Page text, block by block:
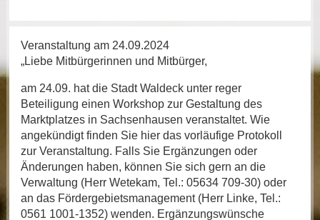
Veranstaltung am 24.09.2024
„Liebe Mitbürgerinnen und Mitbürger,
am 24.09. hat die Stadt Waldeck unter reger
Beteiligung einen Workshop zur Gestaltung des
Marktplatzes in Sachsenhausen veranstaltet. Wie
angekündigt finden Sie hier das vorläufige Protokoll
zur Veranstaltung. Falls Sie Ergänzungen oder
Änderungen haben, können Sie sich gern an die
Verwaltung (Herr Wetekam, Tel.: 05634 709-30) oder
an das Fördergebietsmanagement (Herr Linke, Tel.:
0561 1001-1352) wenden. Ergänzungswünsche